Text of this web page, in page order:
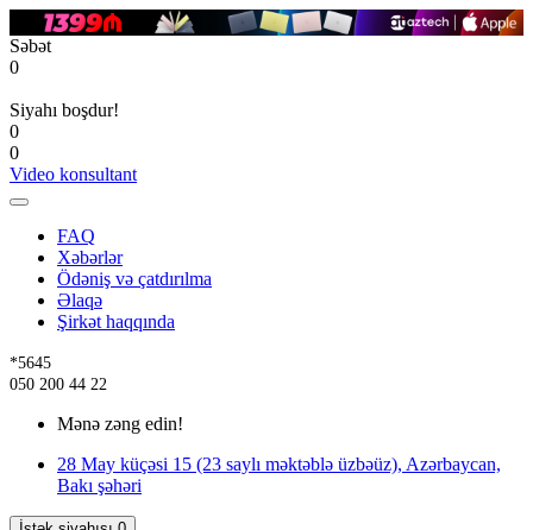
Səbət
0
Siyahı boşdur!
0
0
Video konsultant
FAQ
Xəbərlər
Ödəniş və çatdırılma
Əlaqə
Şirkət haqqında
*5645
050 200 44 22
Mənə zəng edin!
28 May küçəsi 15 (23 saylı məktəblə üzbəüz), Azərbaycan,
Bakı şəhəri